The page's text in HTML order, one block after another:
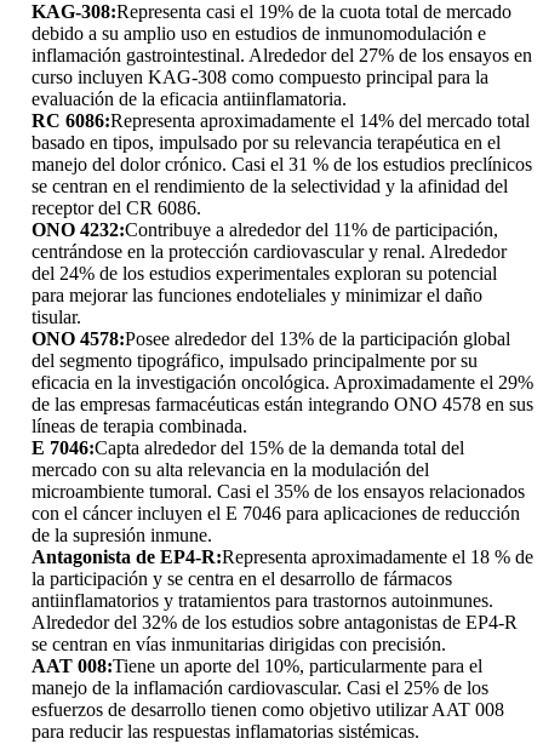
KAG-308:Representa casi el 19% de la cuota total de mercado
debido a su amplio uso en estudios de inmunomodulación e
inflamación gastrointestinal. Alrededor del 27% de los ensayos en
curso incluyen KAG-308 como compuesto principal para la
evaluación de la eficacia antiinflamatoria.
RC 6086:Representa aproximadamente el 14% del mercado total
basado en tipos, impulsado por su relevancia terapéutica en el
manejo del dolor crónico. Casi el 31 % de los estudios preclínicos
se centran en el rendimiento de la selectividad y la afinidad del
receptor del CR 6086.
ONO 4232:Contribuye a alrededor del 11% de participación,
centrándose en la protección cardiovascular y renal. Alrededor
del 24% de los estudios experimentales exploran su potencial
para mejorar las funciones endoteliales y minimizar el daño
tisular.
ONO 4578:Posee alrededor del 13% de la participación global
del segmento tipográfico, impulsado principalmente por su
eficacia en la investigación oncológica. Aproximadamente el 29%
de las empresas farmacéuticas están integrando ONO 4578 en sus
líneas de terapia combinada.
E 7046:Capta alrededor del 15% de la demanda total del
mercado con su alta relevancia en la modulación del
microambiente tumoral. Casi el 35% de los ensayos relacionados
con el cáncer incluyen el E 7046 para aplicaciones de reducción
de la supresión inmune.
Antagonista de EP4-R:Representa aproximadamente el 18 % de
la participación y se centra en el desarrollo de fármacos
antiinflamatorios y tratamientos para trastornos autoinmunes.
Alrededor del 32% de los estudios sobre antagonistas de EP4-R
se centran en vías inmunitarias dirigidas con precisión.
AAT 008:Tiene un aporte del 10%, particularmente para el
manejo de la inflamación cardiovascular. Casi el 25% de los
esfuerzos de desarrollo tienen como objetivo utilizar AAT 008
para reducir las respuestas inflamatorias sistémicas.